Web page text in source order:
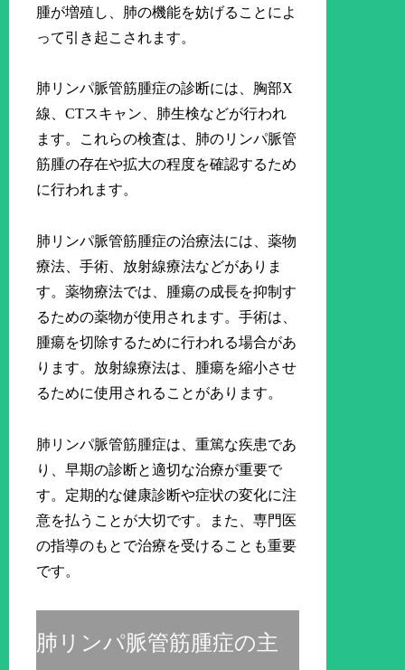
腫が増殖し、肺の機能を妨げることによ
って引き起こされます。
肺リンパ脈管筋腫症の診断には、胸部X
線、CTスキャン、肺生検などが行われ
ます。これらの検査は、肺のリンパ脈管
筋腫の存在や拡大の程度を確認するため
に行われます。
肺リンパ脈管筋腫症の治療法には、薬物
療法、手術、放射線療法などがありま
す。薬物療法では、腫瘍の成長を抑制す
るための薬物が使用されます。手術は、
腫瘍を切除するために行われる場合があ
ります。放射線療法は、腫瘍を縮小させ
るために使用されることがあります。
肺リンパ脈管筋腫症は、重篤な疾患であ
り、早期の診断と適切な治療が重要で
す。定期的な健康診断や症状の変化に注
意を払うことが大切です。また、専門医
の指導のもとで治療を受けることも重要
です。
肺リンパ脈管筋腫症の主